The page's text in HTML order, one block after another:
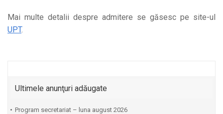
Mai multe detalii despre admitere se găsesc pe site-ul
UPT.
Ultimele anunţuri adăugate
Program secretariat – luna august 2026